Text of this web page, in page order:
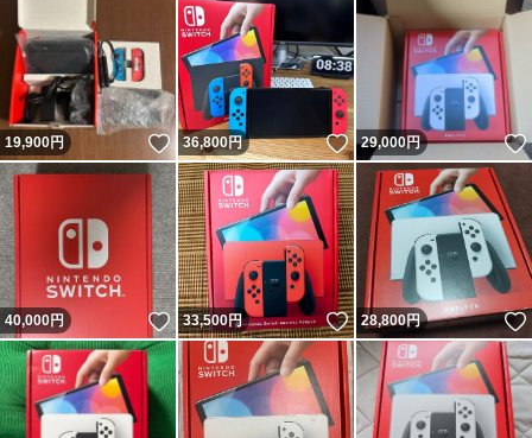
19,900円 いいね！
36,800円 いいね！
29,000円
40,000円 いいね！
33,500円 いいね！
28,800円